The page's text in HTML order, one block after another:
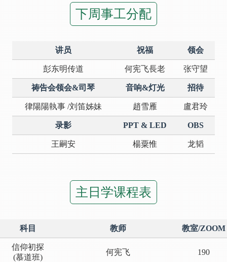
下周事工分配
讲员 祝福 领会
彭东明传道 何宪飞長老 张守望
祷告会领会&司琴 音响&灯光 招待
律陽陽執事 /刘笛姊妹 趙雪雁 盧君玲
录影 PPT & LED OBS
王嗣安 楊粟惟 龙韬
主日学课程表
科目 教师 教室/ZOOM
信仰初探
(慕道班)
何宪飞 190